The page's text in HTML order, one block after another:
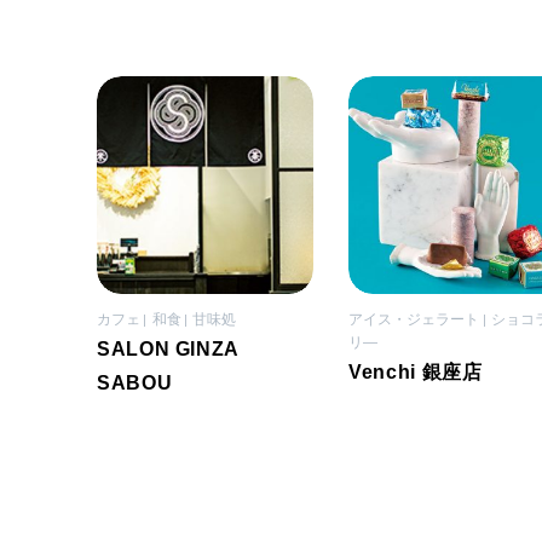
カフェ 和食 甘味処
SALON GINZA
SABOU
アイス・ジェラート
ショコ
リ―
Venchi 銀座店